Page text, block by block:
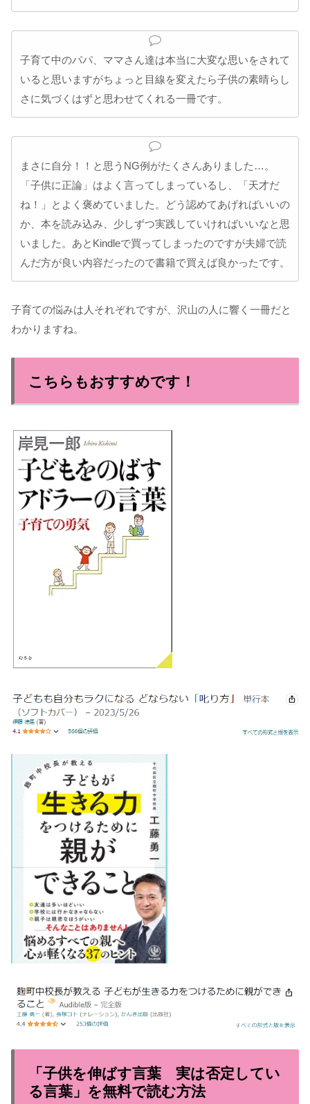
子育て中のパパ、ママさん達は本当に大変な思いをされて
いると思いますがちょっと目線を変えたら子供の素晴らし
さに気づくはずと思わせてくれる一冊です。
まさに自分！！と思うNG例がたくさんありました…。
「子供に正論」はよく言ってしまっているし、「天才だ
ね！」とよく褒めていました。どう認めてあげればいいの
か、本を読み込み、少しずつ実践していければいいなと思
いました。あとKindleで買ってしまったのですが夫婦で読
んだ方が良い内容だったので書籍で買えば良かったです。
子育ての悩みは人それぞれですが、沢山の人に響く一冊だと
わかりますね。
こちらもおすすめです！
「子供を伸ばす言葉 実は否定してい
る言葉」を無料で読む方法